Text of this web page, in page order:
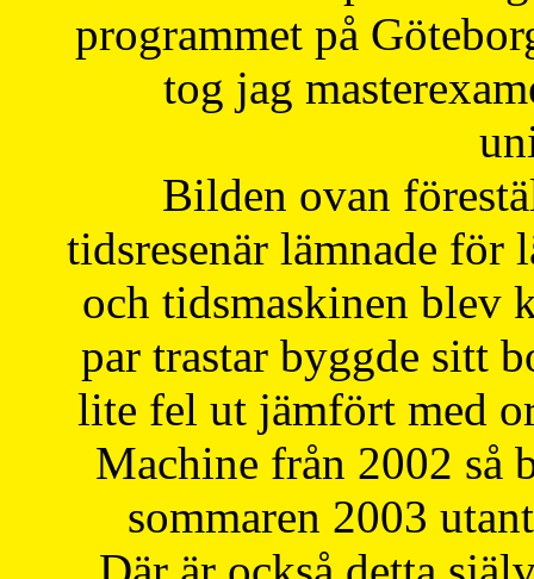
programmet på
tog jag
Bilden ovan
tidsresenär lämnade för
och tidsmaskinen blev
par trastar byggde sitt
lite fel ut jämfört med
Machine från 2002 så
sommaren 2003